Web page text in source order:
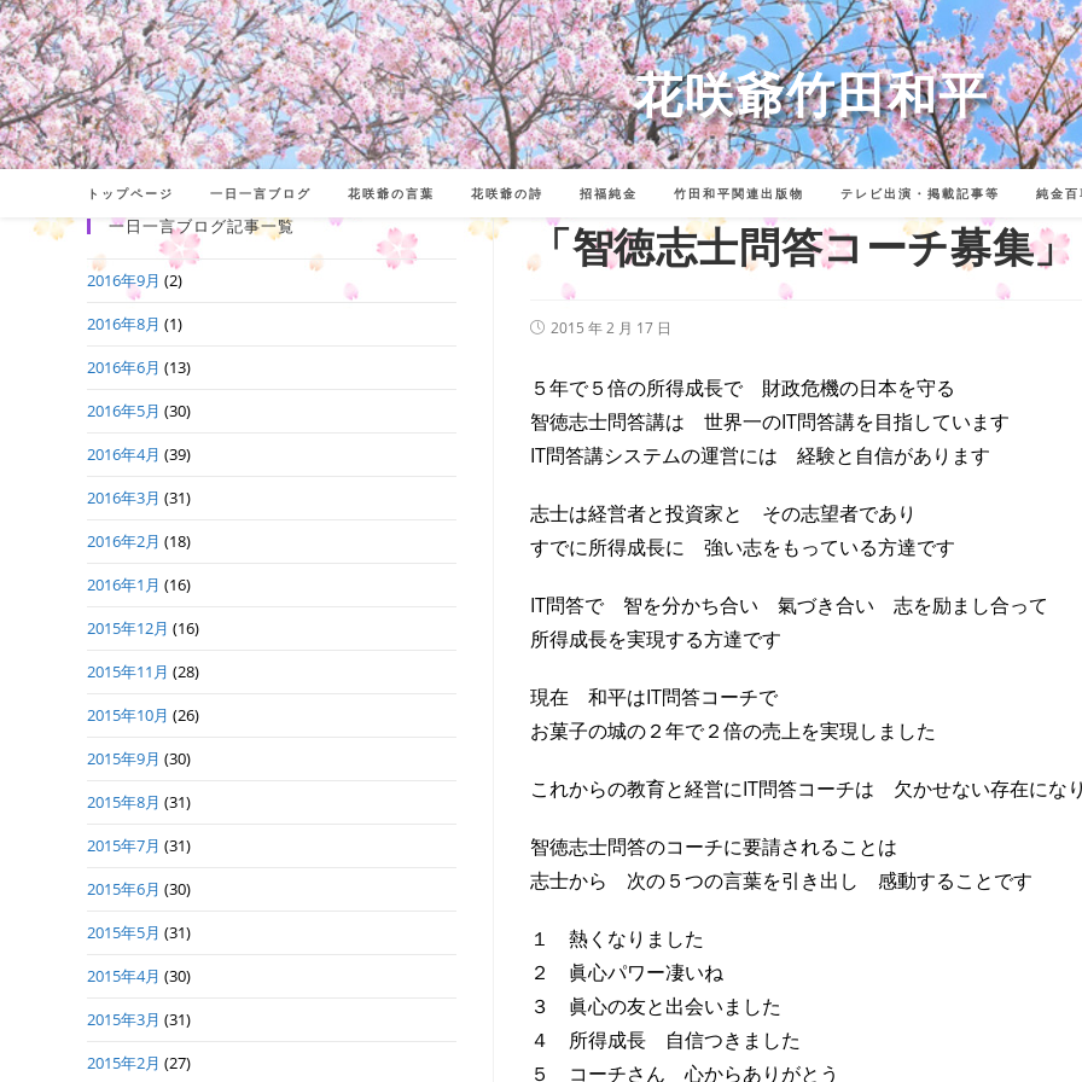
コ
ン
テ
ン
ツ
花咲爺竹田和平
トップページ 一日一言ブログ 花咲爺の言葉 花咲爺の詩 招福純金 竹田和平関連出版物 テレビ出演・掲載記事等 純金
「智徳志士問答コーチ募集」
投
開
日:
2015 年 2 月 17 日
５年で５倍の所得成長で 財政危機の日本を守る
智徳志士問答講は 世界一のIT問答講を目指しています
IT問答講システムの運営には 経験と自信があります
志士は経営者と投資家と その志望者であり
すでに所得成長に 強い志をもっている方達です
IT問答で 智を分かち合い 氣づき合い 志を励まし合って
所得成長を実現する方達です
現在 和平はIT問答コーチで
お菓子の城の２年で２倍の売上を実現しました
これからの教育と経営にIT問答コーチは 欠かせない存在にな
智徳志士問答のコーチに要請されることは
志士から 次の５つの言葉を引き出し 感動することです
１ 熱くなりました
２ 眞心パワー凄いね
３ 眞心の友と出会いました
４ 所得成長 自信つきました
５ コーチさん 心からありがとう
一日一言ブログ記事一覧
2016年9月 (2)
2016年8月 (1)
2016年6月 (13)
2016年5月 (30)
2016年4月 (39)
2016年3月 (31)
2016年2月 (18)
2016年1月 (16)
2015年12月 (16)
2015年11月 (28)
2015年10月 (26)
2015年9月 (30)
2015年8月 (31)
2015年7月 (31)
2015年6月 (30)
2015年5月 (31)
2015年4月 (30)
2015年3月 (31)
2015年2月 (27)